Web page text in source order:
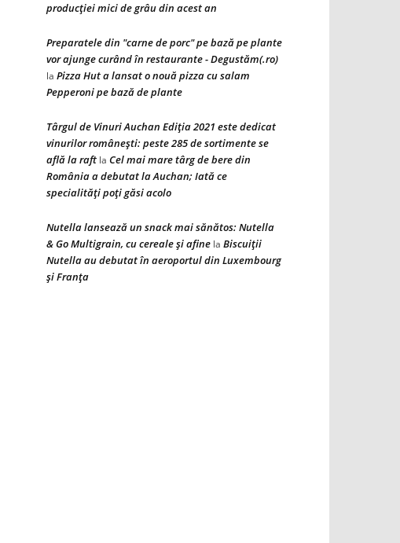
producției mici de grâu din acest an
Preparatele din "carne de porc" pe bază pe plante
vor ajunge curând în restaurante - Degustăm(.ro)
la Pizza Hut a lansat o nouă pizza cu salam
Pepperoni pe bază de plante
Târgul de Vinuri Auchan Ediţia 2021 este dedicat
vinurilor româneşti: peste 285 de sortimente se
află la raft la Cel mai mare târg de bere din
România a debutat la Auchan; Iată ce
specialităţi poţi găsi acolo
Nutella lansează un snack mai sănătos: Nutella
& Go Multigrain, cu cereale şi afine la Biscuiţii
Nutella au debutat în aeroportul din Luxembourg
şi Franţa